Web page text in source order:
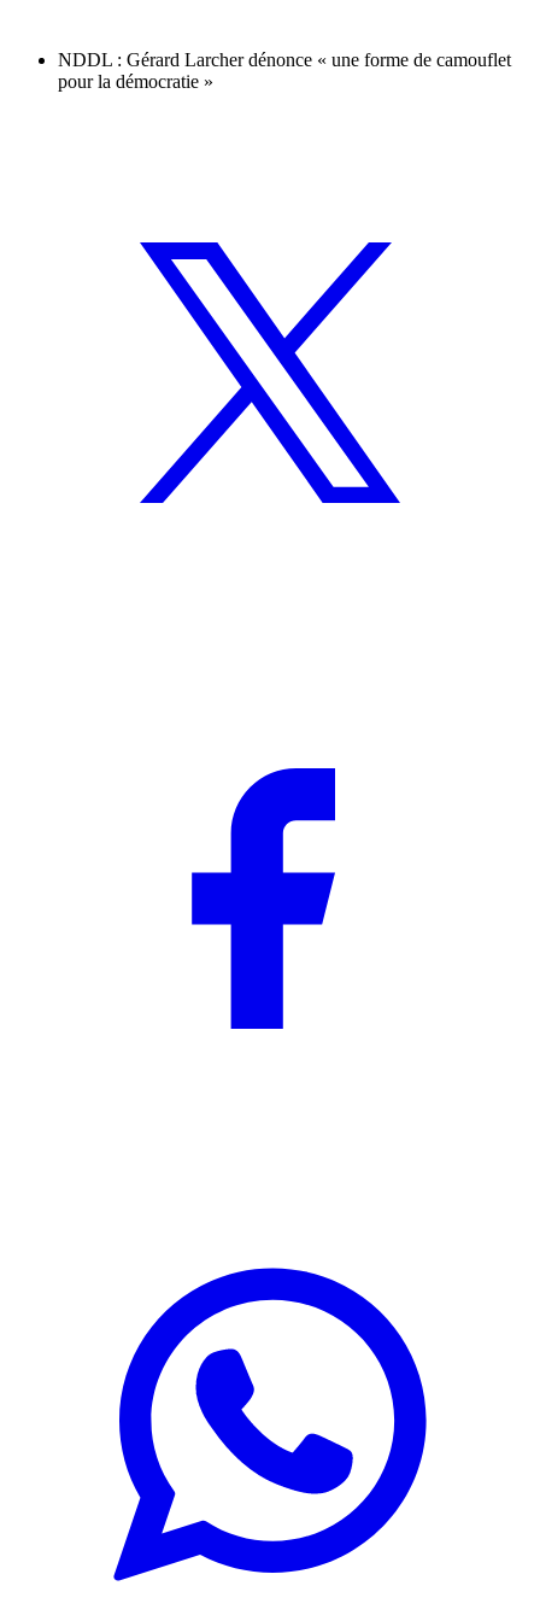
NDDL : Gérard Larcher dénonce « une forme de camouflet
pour la démocratie »